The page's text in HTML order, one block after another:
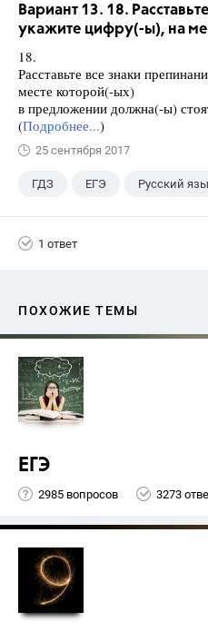
Вариант 13. 18.
укажите цифру(-ы), на
18.
Расставьте все знаки
месте которой(-ых)
в предложении должна(-ы)
(Подробнее...)
25 сентября 2017
ГДЗ ЕГЭ Русский
1 ответ
ПОХОЖИЕ ТЕМЫ
ЕГЭ
2985 вопросов 3273